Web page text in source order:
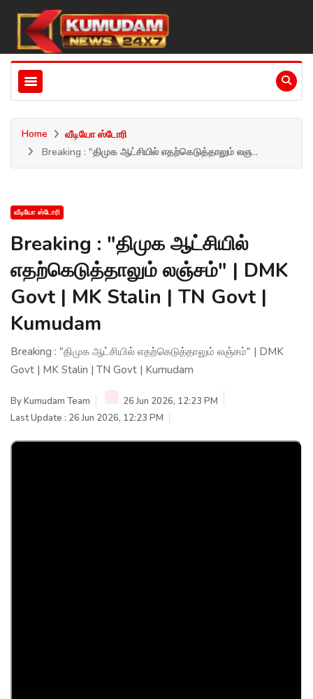
Home
வீடியோ ஸ்டோரி
Breaking : "திமுக ஆட்சியில் எதற்கெடுத்தாலும் லஞ...
வீடியோ ஸ்டோரி
Breaking : "திமுக ஆட்சியில்
எதற்கெடுத்தாலும் லஞ்சம்" | DMK
Govt | MK Stalin | TN Govt |
Kumudam
Breaking : "திமுக ஆட்சியில் எதற்கெடுத்தாலும் லஞ்சம்" | DMK
Govt | MK Stalin | TN Govt | Kumudam
ByKumudam Team
26 Jun 2026, 12:23 PM
Last Update : 26 Jun 2026, 12:23 PM